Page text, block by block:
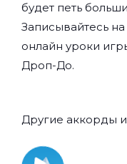
будет петь
Записывайтесь на
онлайн уроки
Дроп-До.
Другие аккорды